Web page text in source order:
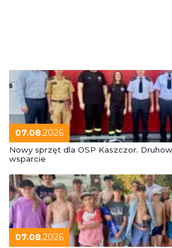
07.08.2026
Nowy sprzęt dla OSP Kaszczor.
wsparcie
07.08.2026